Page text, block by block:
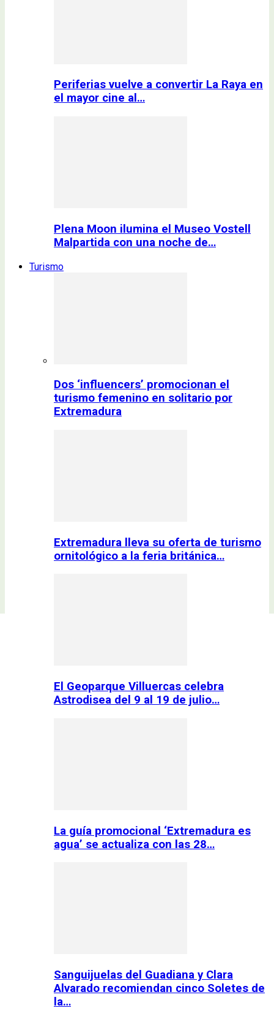
Periferias vuelve a convertir La Raya en
el mayor cine al…
Plena Moon ilumina el Museo Vostell
Malpartida con una noche de…
Turismo
Dos ‘influencers’ promocionan el
turismo femenino en solitario por
Extremadura
Extremadura lleva su oferta de turismo
ornitológico a la feria británica…
El Geoparque Villuercas celebra
Astrodisea del 9 al 19 de julio…
La guía promocional ‘Extremadura es
agua’ se actualiza con las 28…
Sanguijuelas del Guadiana y Clara
Alvarado recomiendan cinco Soletes de
la…